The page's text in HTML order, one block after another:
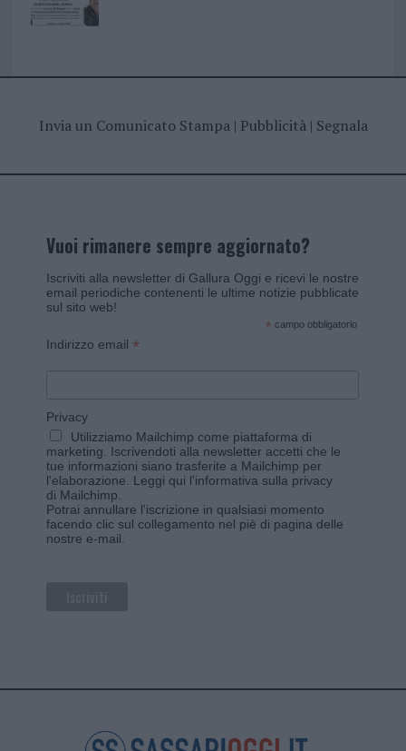
Invia un Comunicato Stampa| Pubblicità| Segnala
Vuoi rimanere sempre aggiornato?
Iscriviti alla newsletter di Gallura Oggi e ricevi le nostre
email periodiche contenenti le ultime notizie pubblicate
sul sito web!
* campo obbligatorio
Indirizzo email *
Privacy
Utilizziamo Mailchimp come piattaforma di
marketing. Iscrivendoti alla newsletter accetti che le
tue informazioni siano trasferite a Mailchimp per
l'elaborazione. Leggi qui l'informativa sulla privacy
di Mailchimp
Potrai annullare l'iscrizione in qualsiasi momento
facendo clic sul collegamento nel piè di pagina delle
nostre e-mail.